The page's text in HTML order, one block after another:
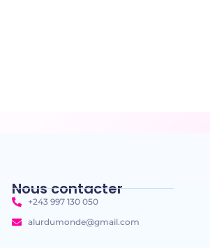
Nous contacter
+243 997 130 050
alurdumonde@gmail.com